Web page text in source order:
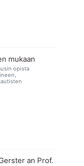
mukaan
opista
an Prof.